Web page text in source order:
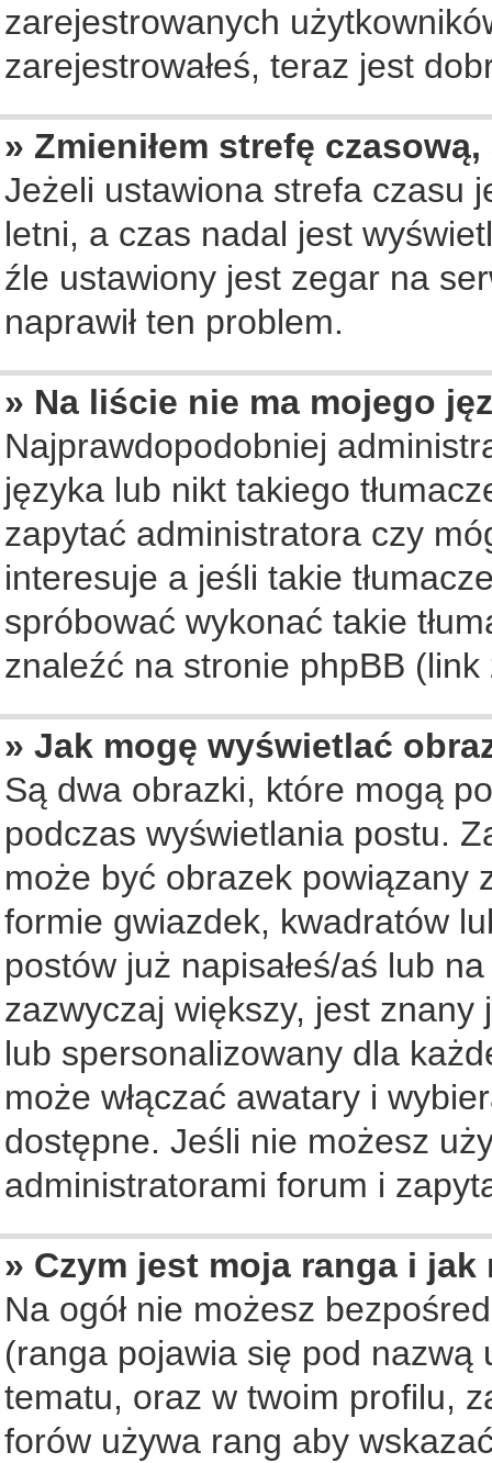
zarejestrowanych
zarejestrowałeś, teraz jest
» Zmieniłem strefę
Jeżeli ustawiona strefa czasu
letni, a czas nadal jest
źle ustawiony jest zegar na
naprawił ten problem.
» Na liście nie ma mojego
Najprawdopodobniej
języka lub nikt takiego
zapytać administratora czy
interesuje a jeśli takie
spróbować wykonać takie
znaleźć na stronie phpBB
» Jak mogę wyświetlać
Są dwa obrazki, które mogą
podczas wyświetlania postu.
może być obrazek powiązany
formie gwiazdek, kwadratów
postów już napisałeś/aś lub
zazwyczaj większy, jest
lub spersonalizowany dla
może włączać awatary i
dostępne. Jeśli nie możesz
administratorami forum i
» Czym jest moja ranga i
Na ogół nie możesz
(ranga pojawia się pod
tematu, oraz w twoim profilu,
forów używa rang aby